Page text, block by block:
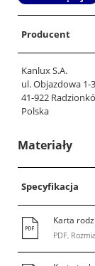
Producent
Kanlux S.A.
ul. Objazdowa 1-3
41-922
Polska
Materiały
Specyfikacja
Karta
PDF,